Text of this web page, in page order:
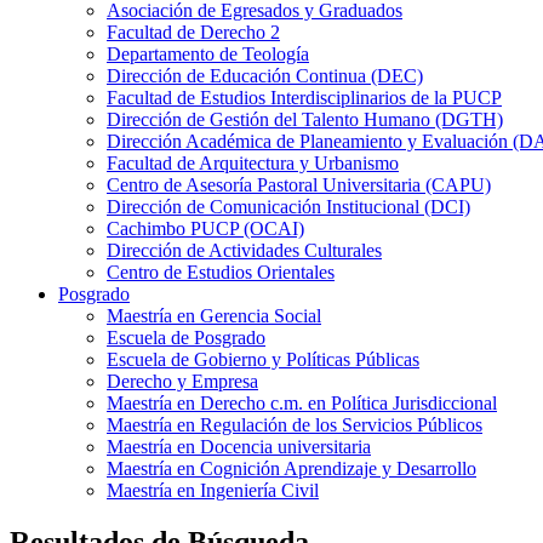
Asociación de Egresados y Graduados
Facultad de Derecho 2
Departamento de Teología
Dirección de Educación Continua (DEC)
Facultad de Estudios Interdisciplinarios de la PUCP
Dirección de Gestión del Talento Humano (DGTH)
Dirección Académica de Planeamiento y Evaluación
Facultad de Arquitectura y Urbanismo
Centro de Asesoría Pastoral Universitaria (CAPU)
Dirección de Comunicación Institucional (DCI)
Cachimbo PUCP (OCAI)
Dirección de Actividades Culturales
Centro de Estudios Orientales
Posgrado
Maestría en Gerencia Social
Escuela de Posgrado
Escuela de Gobierno y Políticas Públicas
Derecho y Empresa
Maestría en Derecho c.m. en Política Jurisdiccional
Maestría en Regulación de los Servicios Públicos
Maestría en Docencia universitaria
Maestría en Cognición Aprendizaje y Desarrollo
Maestría en Ingeniería Civil